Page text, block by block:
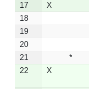
17 X
18
19
20
21
*
22
X